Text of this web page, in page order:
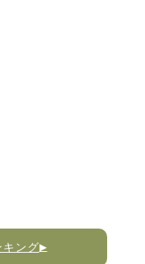
▶
キング